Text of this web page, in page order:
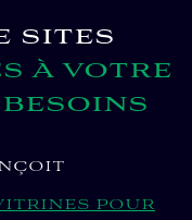
sites
à votre
pour